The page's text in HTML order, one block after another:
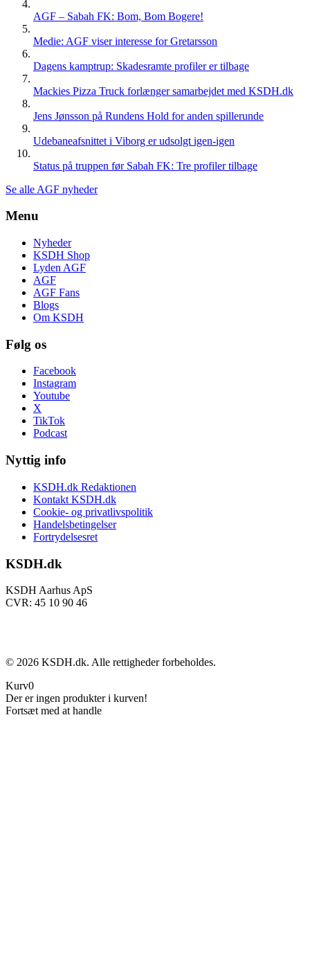
AGF – Sabah FK: Bom, Bom Bogere!
Medie: AGF viser interesse for Gretarsson
Dagens kamptrup: Skadesramte profiler er tilbage
Mackies Pizza Truck forlænger samarbejdet med KSDH.dk
Jens Jønsson på Rundens Hold for anden spillerunde
Udebaneafsnittet i Viborg er udsolgt igen-igen
Status på truppen før Sabah FK: Tre profiler tilbage
Se alle AGF nyheder
Menu
Nyheder
KSDH Shop
Lyden AGF
AGF
AGF Fans
Blogs
Om KSDH
Følg os
Facebook
Instagram
Youtube
X
TikTok
Podcast
Nyttig info
KSDH.dk Redaktionen
Kontakt KSDH.dk
Cookie- og privatlivspolitik
Handelsbetingelser
Fortrydelsesret
KSDH.dk
KSDH Aarhus ApS
CVR: 45 10 90 46
© 2026 KSDH.dk. Alle rettigheder forbeholdes.
Kurv0
Der er ingen produkter i kurven!
Fortsæt med at handle